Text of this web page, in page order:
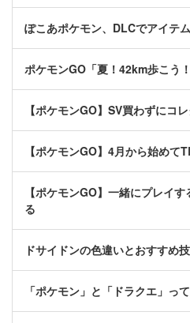
ぽこあポケモン、DLCでアイテ
ポケモンGO「夏！42km歩こう！
【ポケモンGO】SV買わずにコ
【ポケモンGO】4月から始めて
【ポケモンGO】一緒にプレイ
る
ドサイドンの色違いとおすすめ
「ポケモン」と「ドラクエ」っ